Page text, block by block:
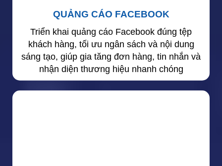
QUẢNG CÁO FACEBOOK
Triển khai quảng cáo Facebook đúng tệp
khách hàng, tối ưu ngân sách và nội dung
sáng tạo, giúp gia tăng đơn hàng, tin nhắn và
nhận diện thương hiệu nhanh chóng